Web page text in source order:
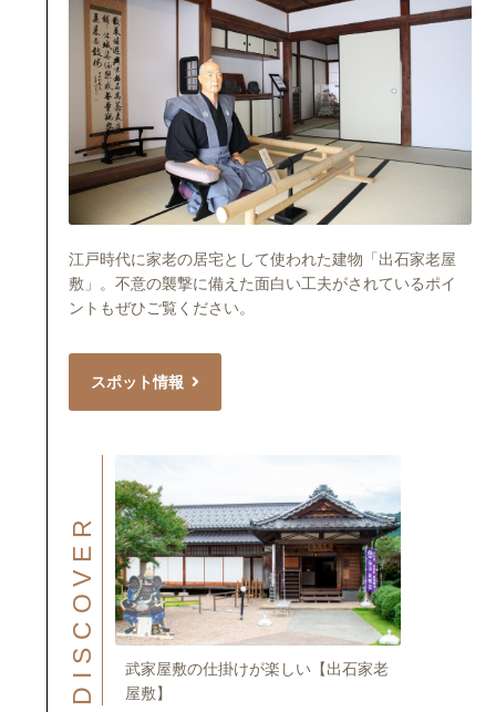
江戸時代に家老の居宅として使われた建物「出石家老屋
敷」。不意の襲撃に備えた面白い工夫がされているポイ
ントもぜひご覧ください。
スポット情報
DISCOVER
武家屋敷の仕掛けが楽しい【出石家老
屋敷】